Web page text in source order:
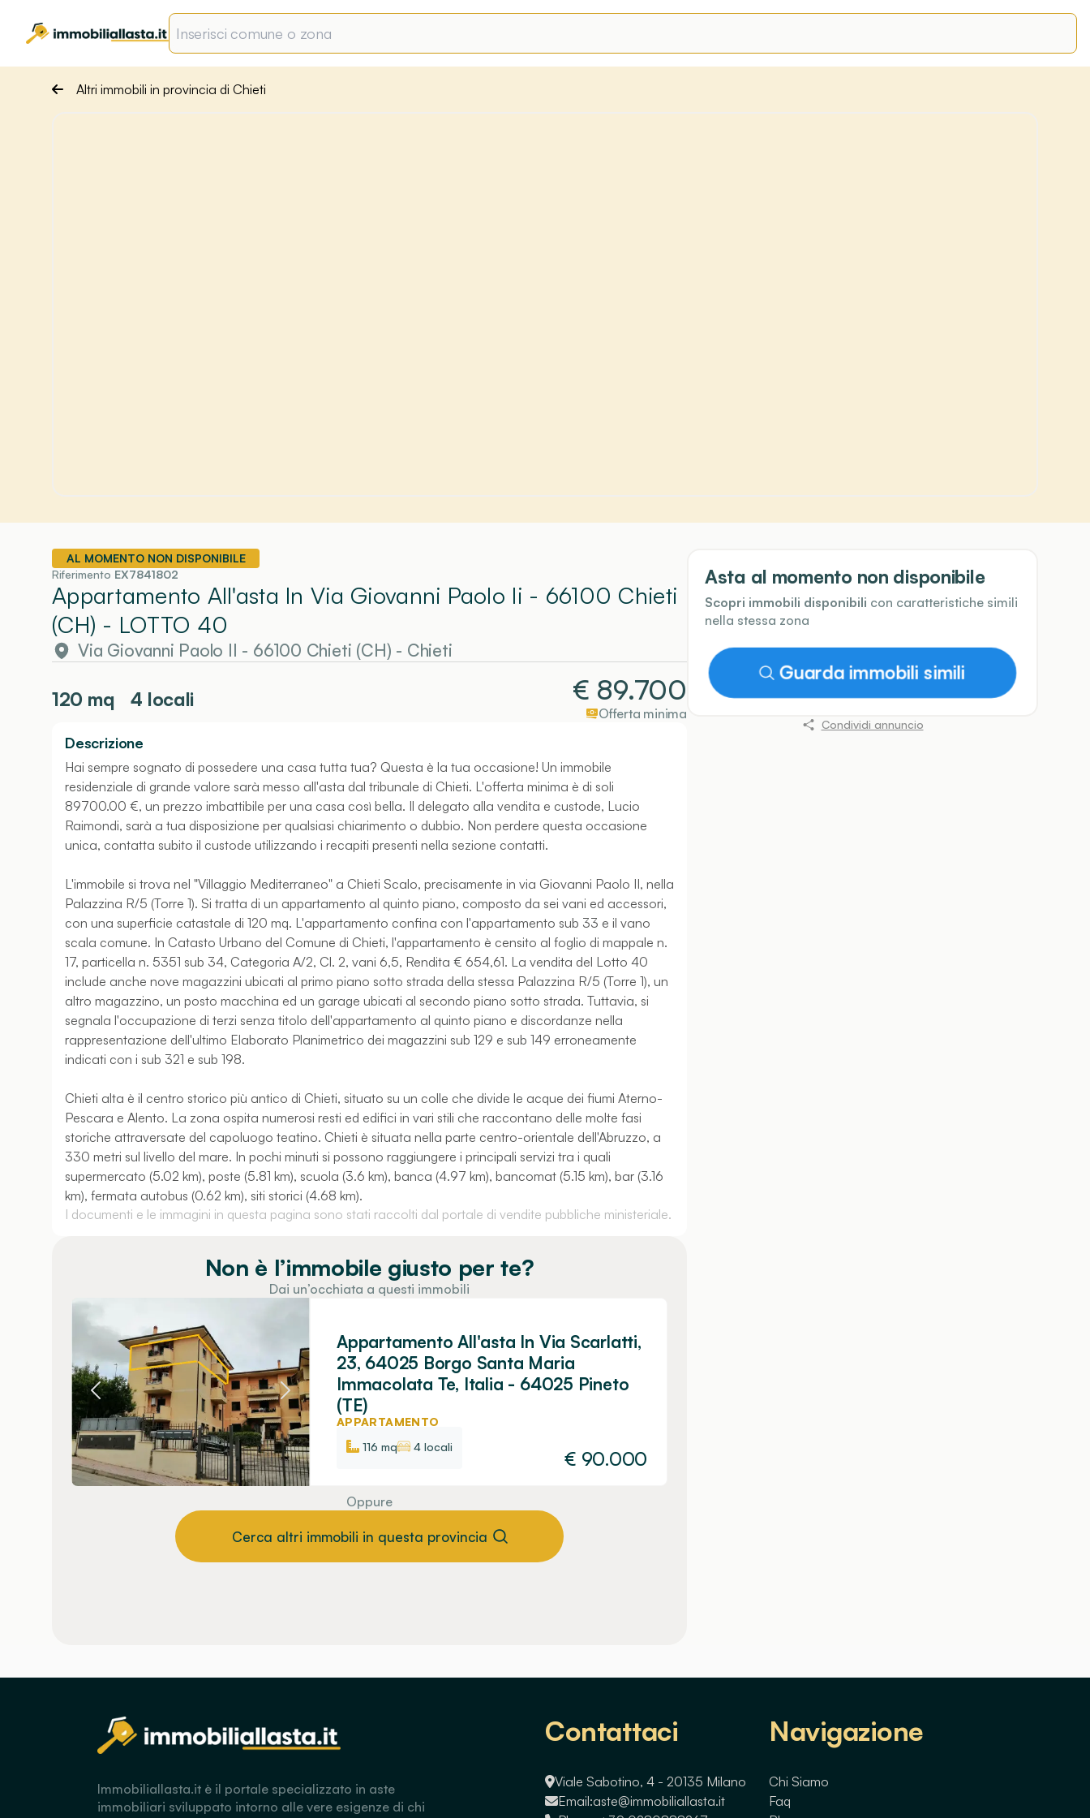
Altri immobili in provincia di Chieti
AL MOMENTO NON DISPONIBILE
Riferimento EX7841802
Appartamento All'asta In Via Giovanni Paolo Ii - 66100 Chieti
(CH) - LOTTO 40
Via Giovanni Paolo II - 66100 Chieti (CH) - Chieti
120 mq 4 locali € 89.700
Offerta minima
Descrizione
Hai sempre sognato di possedere una casa tutta tua? Questa è la tua occasione! Un immobile
residenziale di grande valore sarà messo all'asta dal tribunale di Chieti. L'offerta minima è di soli
89700.00 €, un prezzo imbattibile per una casa così bella. Il delegato alla vendita e custode, Lucio
Raimondi, sarà a tua disposizione per qualsiasi chiarimento o dubbio. Non perdere questa occasione
unica, contatta subito il custode utilizzando i recapiti presenti nella sezione contatti.
L'immobile si trova nel "Villaggio Mediterraneo" a Chieti Scalo, precisamente in via Giovanni Paolo II, nella
Palazzina R/5 (Torre 1). Si tratta di un appartamento al quinto piano, composto da sei vani ed accessori,
con una superficie catastale di 120 mq. L'appartamento confina con l'appartamento sub 33 e il vano
scala comune. In Catasto Urbano del Comune di Chieti, l'appartamento è censito al foglio di mappale n.
17, particella n. 5351 sub 34, Categoria A/2, Cl. 2, vani 6,5, Rendita € 654,61. La vendita del Lotto 40
include anche nove magazzini ubicati al primo piano sotto strada della stessa Palazzina R/5 (Torre 1), un
altro magazzino, un posto macchina ed un garage ubicati al secondo piano sotto strada. Tuttavia, si
segnala l'occupazione di terzi senza titolo dell'appartamento al quinto piano e discordanze nella
rappresentazione dell'ultimo Elaborato Planimetrico dei magazzini sub 129 e sub 149 erroneamente
indicati con i sub 321 e sub 198.
Chieti alta è il centro storico più antico di Chieti, situato su un colle che divide le acque dei fiumi Aterno-
Pescara e Alento. La zona ospita numerosi resti ed edifici in vari stili che raccontano delle molte fasi
storiche attraversate del capoluogo teatino. Chieti è situata nella parte centro-orientale dell'Abruzzo, a
330 metri sul livello del mare. In pochi minuti si possono raggiungere i principali servizi tra i quali
supermercato (5.02 km), poste (5.81 km), scuola (3.6 km), banca (4.97 km), bancomat (5.15 km), bar (3.16
km), fermata autobus (0.62 km), siti storici (4.68 km).
I documenti e le immagini in questa pagina sono stati raccolti dal portale di vendite pubbliche ministeriale.
Non è l’immobile giusto per te?
Dai un’occhiata a questi immobili
Appartamento All'asta In Via Scarlatti,
23, 64025 Borgo Santa Maria
Immacolata Te, Italia - 64025 Pineto
(TE)
APPARTAMENTO
116 mq
4 locali
€ 90.000
Oppure
Cerca altri immobili in questa provincia
Asta al momento non disponibile
Scopri immobili disponibili con caratteristiche simili
nella stessa zona
Guarda immobili simili
Condividi annuncio
Immobiliallasta.it è il portale specializzato in aste
immobiliari sviluppato intorno alle vere esigenze di chi
Contattaci
Viale Sabotino, 4 - 20135 Milano
Email:aste@immobiliallasta.it
Navigazione
Chi Siamo
Faq